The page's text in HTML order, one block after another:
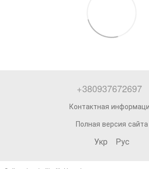
+380937672697
Контактная
Полная версия сайта
Укр Рус